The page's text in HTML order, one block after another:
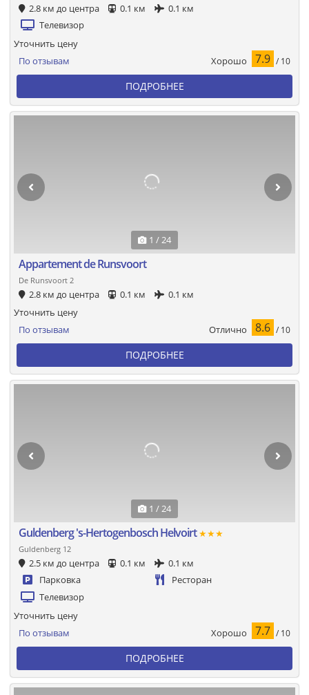
2.8 км до центра 0.1 км
0.1 км
Телевизор
По отзывам Хорошо 7.9 / 10
Уточнить цену
ПОДРОБНЕЕ
1 / 24
Appartement de Runsvoort
De Runsvoort 2
2.8 км до центра 0.1 км 0.1 км
По отзывам Отлично 8.6 / 10
Уточнить цену
ПОДРОБНЕЕ
1 / 24
Guldenberg 's-Hertogenbosch Helvoirt★★★
Guldenberg 12
2.5 км до центра 0.1 км
0.1 км
Парковка
Ресторан
Телевизор
По отзывам Хорошо 7.7 / 10
Уточнить цену
ПОДРОБНЕЕ